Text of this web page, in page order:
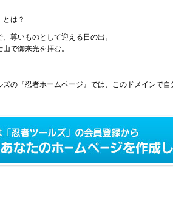
とは？
尊いものとして迎える日の出。
で御来光を拝む。
ズの『忍者ホームページ』では、このドメインで